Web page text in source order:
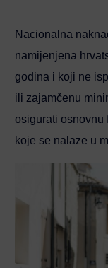
Nacionalna
namijenjena
godina i koji ne
ili zajamčenu
osigurati osnovnu
koje se nalaze u